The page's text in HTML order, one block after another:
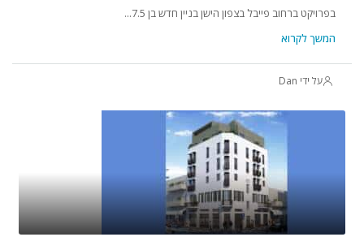
בפרויקט ברחוב פייבל בצפון הישן בניין חדש בן 7.5...
המשך לקרוא
על ידי Dan